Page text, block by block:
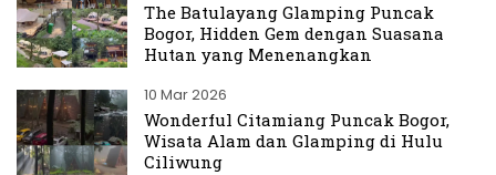
The Batulayang Glamping Puncak
Bogor, Hidden Gem dengan Suasana
Hutan yang Menenangkan
10 Mar 2026
Wonderful Citamiang Puncak Bogor,
Wisata Alam dan Glamping di Hulu
Ciliwung